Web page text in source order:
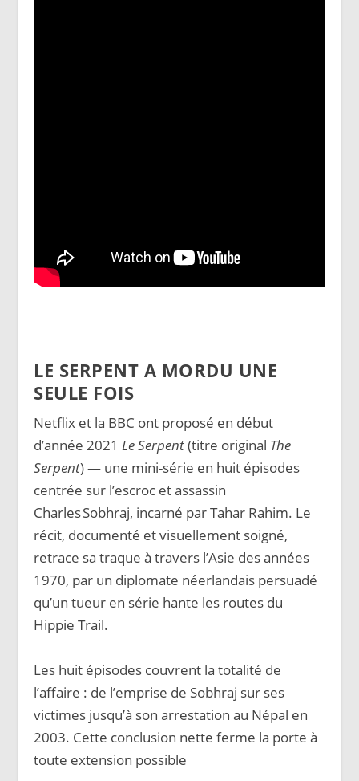
LE SERPENT A MORDU UNE
SEULE FOIS
Netflix et la BBC ont proposé en début
d’année 2021Le Serpent(titre original The
Serpent) — une mini-série en huit épisodes
centrée sur l’escroc et assassin
Charles Sobhraj, incarné par Tahar Rahim. Le
récit, documenté et visuellement soigné,
retrace sa traque à travers l’Asie des années
1970, par un diplomate néerlandais persuadé
qu’un tueur en série hante les routes du
Hippie Trail.
Les huit épisodes couvrent la totalité de
l’affaire : de l’emprise de Sobhraj sur ses
victimes jusqu’à son arrestation au Népal en
2003. Cette conclusion nette ferme la porte à
toute extension possible